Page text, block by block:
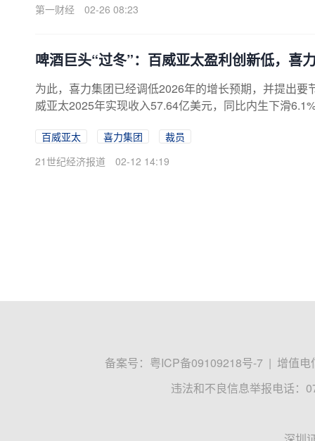
第一财经
02-26 08:23
啤酒巨头“过冬”：百威亚太盈利创新低，喜
为此，喜力集团已经调低2026年的增长预期，并提出
威亚太2025年实现收入57.64亿美元，同比内生下滑
百威亚太 喜力集团
裁员
21世纪经济报道
02-12 14:19
备案号： 粤ICP备09109218号-7 | 增值电
违法和不良信息举报电话：